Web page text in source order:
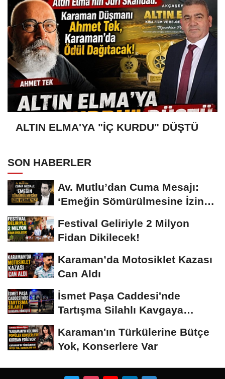
ALTIN ELMA'YA "İÇ KURDU" DÜŞTÜ
SON HABERLER
Av. Mutlu’dan Cuma Mesajı:
‘Emeğin Sömürülmesine İzin
Festival Geliriyle 2 Milyon
Fidan Dikilecek!
Karaman’da Motosiklet Kazası
Can Aldı
İsmet Paşa Caddesi'nde
Tartışma Silahlı Kavgaya
Karaman'ın Türkülerine Bütçe
Yok, Konserlere Var